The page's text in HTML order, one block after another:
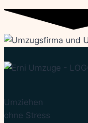
Umziehen
ohne Stress